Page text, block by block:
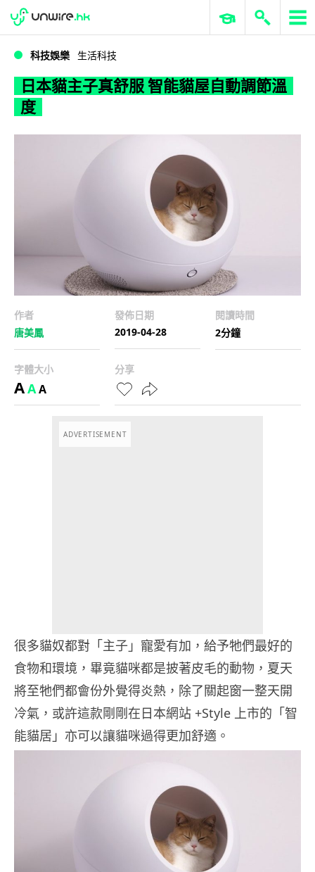
日本貓主子真舒服 智能貓屋自動調節溫度
WWDC 2026 ERP 與商業 AI
科技娛樂 生活科技
日本貓主子真舒服 智能貓屋自動調節溫
度
作者
唐美鳳
發佈日期
2019-04-28
閱讀時間
2分鐘
字體大小
AAA
分享
ADVERTISEMENT
很多貓奴都對「主子」寵愛有加，給予牠們最好的
食物和環境，畢竟貓咪都是披著皮毛的動物，夏天
將至牠們都會份外覺得炎熱，除了關起窗一整天開
冷氣，或許這款剛剛在日本網站 +Style 上市的「智
能貓居」亦可以讓貓咪過得更加舒適。